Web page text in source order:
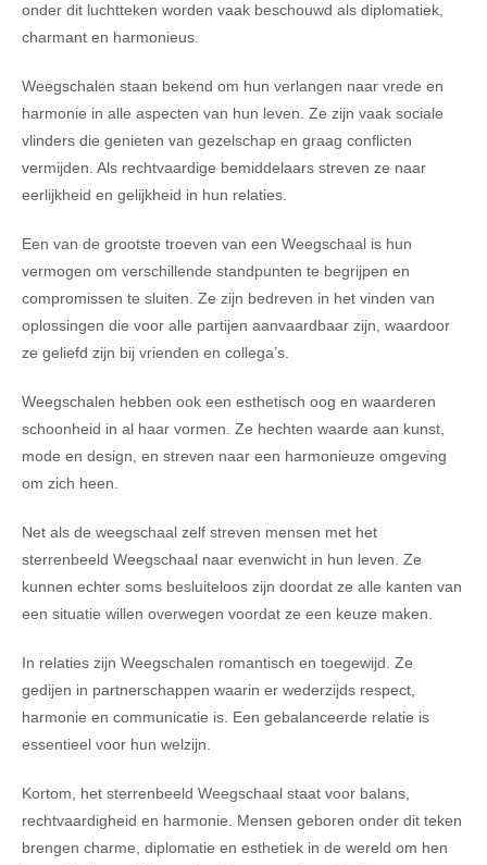
onder dit luchtteken worden vaak beschouwd als diplomatiek,
charmant en harmonieus.
Weegschalen staan bekend om hun verlangen naar vrede en
harmonie in alle aspecten van hun leven. Ze zijn vaak sociale
vlinders die genieten van gezelschap en graag conflicten
vermijden. Als rechtvaardige bemiddelaars streven ze naar
eerlijkheid en gelijkheid in hun relaties.
Een van de grootste troeven van een Weegschaal is hun
vermogen om verschillende standpunten te begrijpen en
compromissen te sluiten. Ze zijn bedreven in het vinden van
oplossingen die voor alle partijen aanvaardbaar zijn, waardoor
ze geliefd zijn bij vrienden en collega’s.
Weegschalen hebben ook een esthetisch oog en waarderen
schoonheid in al haar vormen. Ze hechten waarde aan kunst,
mode en design, en streven naar een harmonieuze omgeving
om zich heen.
Net als de weegschaal zelf streven mensen met het
sterrenbeeld Weegschaal naar evenwicht in hun leven. Ze
kunnen echter soms besluiteloos zijn doordat ze alle kanten van
een situatie willen overwegen voordat ze een keuze maken.
In relaties zijn Weegschalen romantisch en toegewijd. Ze
gedijen in partnerschappen waarin er wederzijds respect,
harmonie en communicatie is. Een gebalanceerde relatie is
essentieel voor hun welzijn.
Kortom, het sterrenbeeld Weegschaal staat voor balans,
rechtvaardigheid en harmonie. Mensen geboren onder dit teken
brengen charme, diplomatie en esthetiek in de wereld om hen